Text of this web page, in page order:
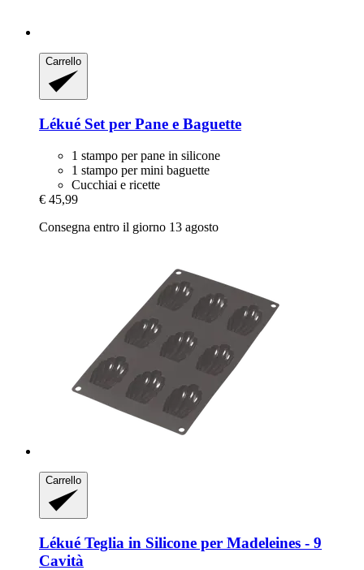
Carrello
Lékué Set per Pane e Baguette
1 stampo per pane in silicone
1 stampo per mini baguette
Cucchiai e ricette
€ 45,99
Consegna entro il giorno 13 agosto
Carrello
Lékué Teglia in Silicone per Madeleines -​ 9
Cavità